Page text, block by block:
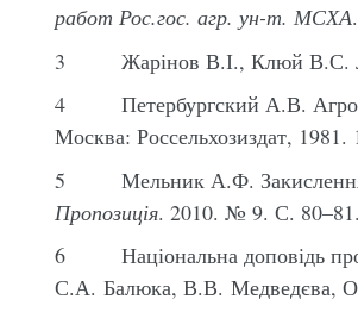
работ Рос.гос. агр. ун-т. МСХА
3 Жарінов В.І., Клюй В.С.
4 Петербургский А.В.
Москва: Россельхозиздат, 1981.
5 Мельник А.Ф. Закислення
Пропозиція. 2010. № 9. С.
6 Національна доповідь про
С.А. Балюка, В.В. Медведєва,